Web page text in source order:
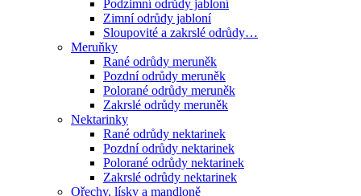
Podzimní odrůdy jabloní
Zimní odrůdy jabloní
Sloupovité a zakrslé odrůdy…
Meruňky
Rané odrůdy meruněk
Pozdní odrůdy meruněk
Polorané odrůdy meruněk
Zakrslé odrůdy meruněk
Nektarinky
Rané odrůdy nektarinek
Pozdní odrůdy nektarinek
Polorané odrůdy nektarinek
Zakrslé odrůdy nektarinek
Ořechy, lísky a mandloně